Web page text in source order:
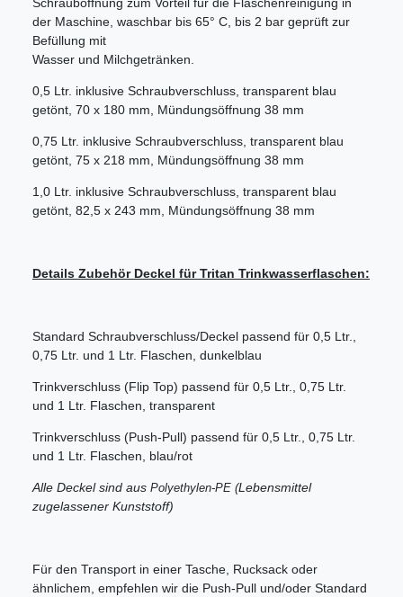
Schrauböffnung zum Vorteil für die Flaschenreinigung in
der Maschine, waschbar bis 65° C, bis 2 bar geprüft zur
Befüllung mit
Wasser und Milchgetränken.
0,5 Ltr. inklusive Schraubverschluss, transparent blau
getönt, 70 x 180 mm, Mündungsöffnung 38 mm
0,75 Ltr. inklusive Schraubverschluss, transparent blau
getönt, 75 x 218 mm, Mündungsöffnung 38 mm
1,0 Ltr. inklusive Schraubverschluss, transparent blau
getönt, 82,5 x 243 mm, Mündungsöffnung 38 mm
Details Zubehör Deckel für Tritan Trinkwasserflaschen:
Standard Schraubverschluss/Deckel passend für 0,5 Ltr.,
0,75 Ltr. und 1 Ltr. Flaschen, dunkelblau
Trinkverschluss (Flip Top) passend für 0,5 Ltr., 0,75 Ltr.
und 1 Ltr. Flaschen, transparent
Trinkverschluss (Push-Pull) passend für 0,5 Ltr., 0,75 Ltr.
und 1 Ltr. Flaschen, blau/rot
Alle Deckel sind aus Polyethylen-PE (Lebensmittel
zugelassener Kunststoff)
Für den Transport in einer Tasche, Rucksack oder
ähnlichem, empfehlen wir die Push-Pull und/oder Standard